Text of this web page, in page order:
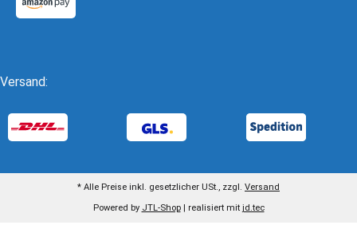
Versand:
* Alle Preise inkl. gesetzlicher USt., zzgl. Versand
Powered by JTL-Shop | realisiert mit jd.tec